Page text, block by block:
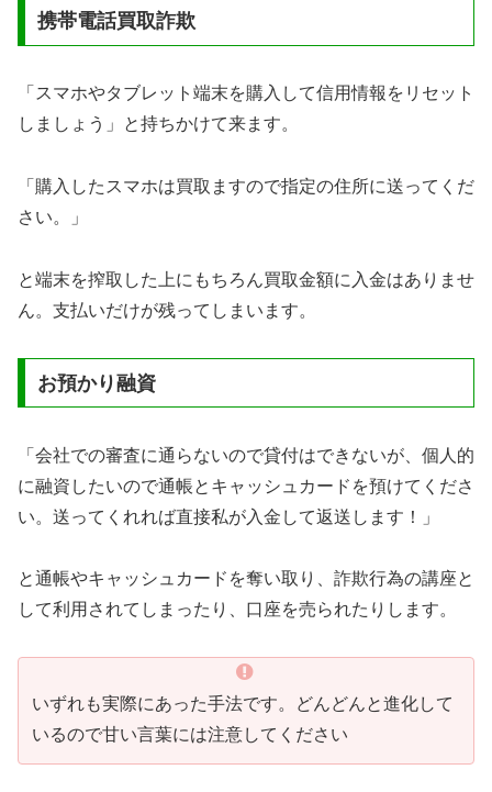
携帯電話買取詐欺
「スマホやタブレット端末を購入して信用情報をリセット
しましょう」と持ちかけて来ます。
「購入したスマホは買取ますので指定の住所に送ってくだ
さい。」
と端末を搾取した上にもちろん買取金額に入金はありませ
ん。支払いだけが残ってしまいます。
お預かり融資
「会社での審査に通らないので貸付はできないが、個人的
に融資したいので通帳とキャッシュカードを預けてくださ
い。送ってくれれば直接私が入金して返送します！」
と通帳やキャッシュカードを奪い取り、詐欺行為の講座と
して利用されてしまったり、口座を売られたりします。
いずれも実際にあった手法です。どんどんと進化して
いるので甘い言葉には注意してください